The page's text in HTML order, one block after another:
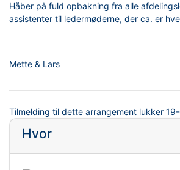
Håber på fuld opbakning fra alle
assistenter til ledermøderne, der ca. er
Mette & Lars
Tilmelding til dette arrangement lukker
Hvor